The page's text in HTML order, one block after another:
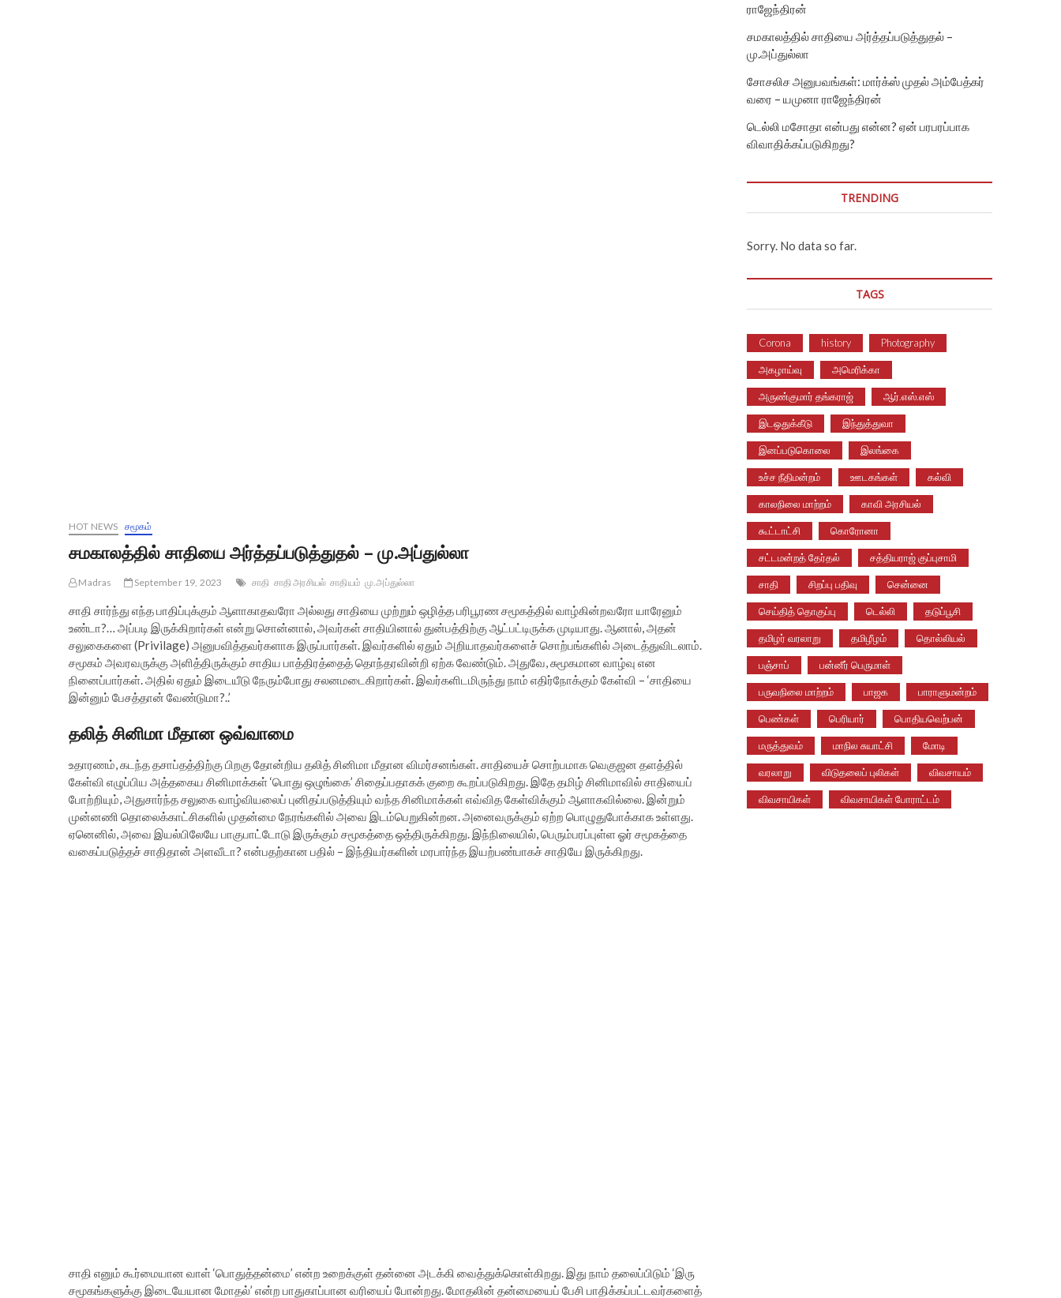
HOT NEWS சமூகம்
சமகாலத்தில் சாதியை அர்த்தப்படுத்துதல் – மு.அப்துல்லா
Madras September 19, 2023 சாதி சாதி அரசியல் சாதியம் மு.அப்துல்லா
சாதி சார்ந்து எந்த பாதிப்புக்கும் ஆளாகாதவரோ அல்லது சாதியை முற்றும் ஒழித்த பரிபூரண சமூகத்தில் வாழ்கின்றவரோ யாரேனும்
உண்டா?… அப்படி இருக்கிறார்கள் என்று சொன்னால், அவர்கள் சாதியினால் துன்பத்திற்கு ஆட்பட்டிருக்க முடியாது. ஆனால், அதன்
சலுகைகளை (Privilage) அனுபவித்தவர்களாக இருப்பார்கள். இவர்களில் ஏதும் அறியாதவர்களைச் சொற்பங்களில் அடைத்துவிடலாம்.
சமூகம் அவரவருக்கு அளித்திருக்கும் சாதிய பாத்திரத்தைத் தொந்தரவின்றி ஏற்க வேண்டும். அதுவே, சுமூகமான வாழ்வு என
நினைப்பார்கள். அதில் ஏதும் இடையீடு நேரும்போது சலனமடைகிறார்கள். இவர்களிடமிருந்து நாம் எதிர்நோக்கும் கேள்வி – ‘சாதியை
இன்னும் பேசத்தான் வேண்டுமா?..’
தலித் சினிமா மீதான ஒவ்வாமை
உதாரணம், கடந்த தசாப்தத்திற்கு பிறகு தோன்றிய தலித் சினிமா மீதான விமர்சனங்கள். சாதியைச் சொற்பமாக வெகுஜன தளத்தில்
கேள்வி எழுப்பிய அத்தகைய சினிமாக்கள் ‘பொது ஒழுங்கை’ சிதைப்பதாகக் குறை கூறப்படுகிறது. இதே தமிழ் சினிமாவில் சாதியைப்
போற்றியும், அதுசார்ந்த சலுகை வாழ்வியலைப் புனிதப்படுத்தியும் வந்த சினிமாக்கள் எவ்வித கேள்விக்கும் ஆளாகவில்லை. இன்றும்
முன்னணி தொலைக்காட்சிகளில் முதன்மை நேரங்களில் அவை இடம்பெறுகின்றன. அனைவருக்கும் ஏற்ற பொழுதுபோக்காக உள்ளது.
ஏனெனில், அவை இயல்பிலேயே பாகுபாட்டோடு இருக்கும் சமூகத்தை ஒத்திருக்கிறது. இந்நிலையில், பெரும்பரப்புள்ள ஓர் சமூகத்தை
வகைப்படுத்தச் சாதிதான் அளவீடா? என்பதற்கான பதில் – இந்தியர்களின் மரபார்ந்த இயற்பண்பாகச் சாதியே இருக்கிறது.
சாதி எனும் கூர்மையான வாள் ‘பொதுத்தன்மை’ என்ற உறைக்குள் தன்னை அடக்கி வைத்துக்கொள்கிறது. இது நாம் தலைப்பிடும் ‘இரு
சமூகங்களுக்கு இடையேயான மோதல்’ என்ற பாதுகாப்பான வரியைப் போன்றது. மோதலின் தன்மையைப் பேசி பாதிக்கப்பட்டவர்களைத்
ராஜேந்திரன்
சமகாலத்தில் சாதியை அர்த்தப்படுத்துதல் –
மு.அப்துல்லா
சோசலிச அனுபவங்கள்: மார்க்ஸ் முதல் அம்பேத்கர்
வரை – யமுனா ராஜேந்திரன்
டெல்லி மசோதா என்பது என்ன? ஏன் பரபரப்பாக
விவாதிக்கப்படுகிறது?
TRENDING
Sorry. No data so far.
TAGS
Corona history Photography
அகழாய்வு அமெரிக்கா
அருண்குமார் தங்கராஜ் ஆர்.எஸ்.எஸ்
இடஒதுக்கீடு இந்துத்துவா
இனப்படுகொலை இலங்கை
உச்ச நீதிமன்றம் ஊடகங்கள் கல்வி
காலநிலை மாற்றம் காவி அரசியல்
கூட்டாட்சி கொரோனா
சட்டமன்றத் தேர்தல் சத்தியராஜ் குப்புசாமி
சாதி சிறப்பு பதிவு சென்னை
செய்தித் தொகுப்பு டெல்லி தடுப்பூசி
தமிழர் வரலாறு தமிழீழம் தொல்லியல்
பஞ்சாப் பன்னீர் பெருமாள்
பருவநிலை மாற்றம் பாஜக பாராளுமன்றம்
பெண்கள் பெரியார் பொதியவெற்பன்
மருத்துவம் மாநில சுயாட்சி மோடி
வரலாறு விடுதலைப் புலிகள் விவசாயம்
விவசாயிகள் விவசாயிகள் போராட்டம்